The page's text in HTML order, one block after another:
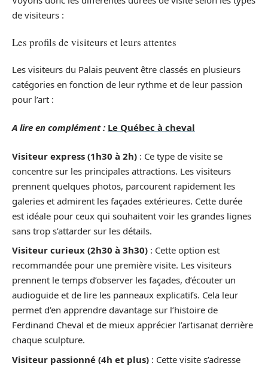
de visiteurs :
Les profils de visiteurs et leurs attentes
Les visiteurs du Palais peuvent être classés en plusieurs
catégories en fonction de leur rythme et de leur passion
pour l’art :
A lire en complément : Le Québec à cheval
Visiteur express (1h30 à 2h) : Ce type de visite se
concentre sur les principales attractions. Les visiteurs
prennent quelques photos, parcourent rapidement les
galeries et admirent les façades extérieures. Cette durée
est idéale pour ceux qui souhaitent voir les grandes lignes
sans trop s’attarder sur les détails.
Visiteur curieux (2h30 à 3h30) : Cette option est
recommandée pour une première visite. Les visiteurs
prennent le temps d’observer les façades, d’écouter un
audioguide et de lire les panneaux explicatifs. Cela leur
permet d’en apprendre davantage sur l’histoire de
Ferdinand Cheval et de mieux apprécier l’artisanat derrière
chaque sculpture.
Visiteur passionné (4h et plus) : Cette visite s’adresse